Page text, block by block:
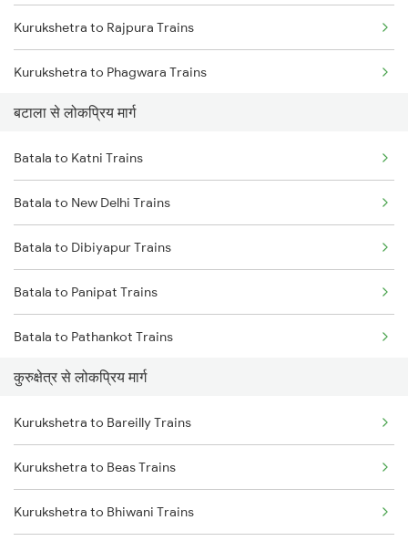
Batala to Fatehpur Trains
Kurukshetra to Rajpura Trains
Kurukshetra to Phagwara Trains
Kurukshetra to Jalandhar Trains
बटाला से लोकप्रिय मार्ग
Batala to Katni Trains
Batala to New Delhi Trains
Batala to Dibiyapur Trains
Batala to Panipat Trains
Batala to Pathankot Trains
Batala to Rajpura Trains
Batala to Shikohabad Trains
Batala to Shmata Vd Katra Trains
Batala to Jamshedpur Trains
कुरुक्षेत्र से लोकप्रिय मार्ग
Kurukshetra to Bareilly Trains
Kurukshetra to Beas Trains
Kurukshetra to Bhiwani Trains